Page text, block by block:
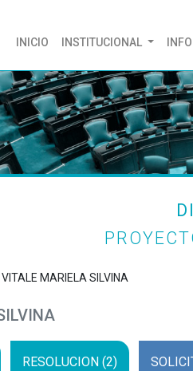
INICIO (CURRENT)
INSTITUCIONAL
VITALE MARIELA SILVINA
RESOLUCION (2)